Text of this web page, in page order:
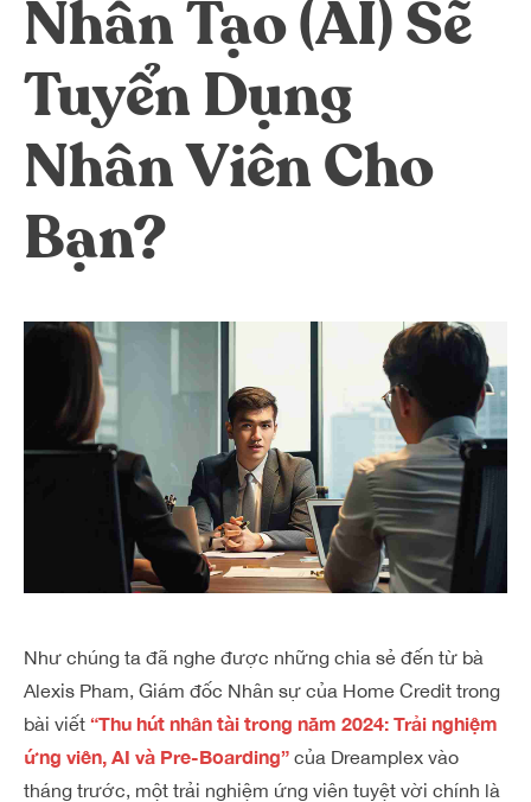
Dreamplex Private Trần Quốc Toản
Dreamplex Ngô Quang Huy
Dreamplex Trần Quang Khải
Dreamplex Nguyễn Trung Ngạn
Dreamplex Thái Hà
Vì sao nên chọn Dreamplex
Blog
Tuyển dụng
Nhân Tạo (AI) Sẽ
Tuyển Dụng
Nhân Viên Cho
Bạn?
Như chúng ta đã nghe được những chia sẻ đến từ bà
Alexis Pham, Giám đốc Nhân sự của Home Credit trong
bài viết “Thu hút nhân tài trong năm 2024: Trải nghiệm
ứng viên, AI và Pre-Boarding” của Dreamplex vào
tháng trước, một trải nghiệm ứng viên tuyệt vời chính là